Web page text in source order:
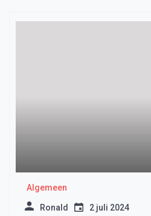
Algemeen
Ronald 2 juli 2024